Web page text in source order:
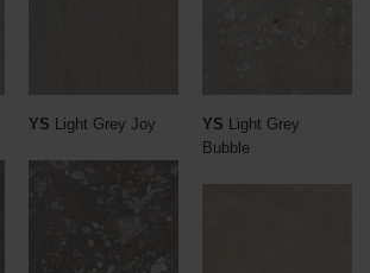
YS Light Grey Joy YS
Light Grey
Bubble